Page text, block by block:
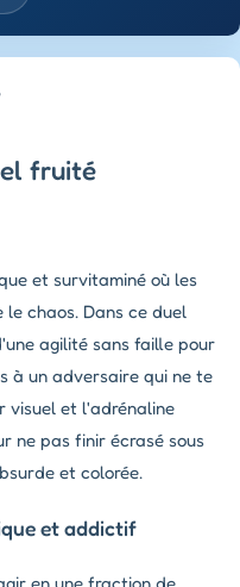
fruité
et survitaminé où les
le chaos. Dans ce duel
agilité sans faille pour
à un adversaire qui ne te
visuel et l'adrénaline
ne pas finir écrasé sous
et colorée.
et addictif